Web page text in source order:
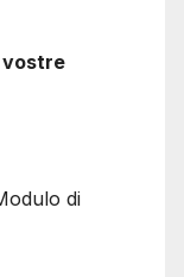
vostre
di